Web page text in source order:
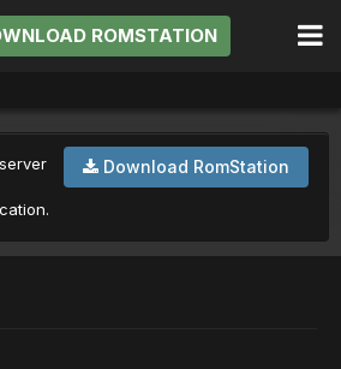
ROMSTATION
Download RomStation